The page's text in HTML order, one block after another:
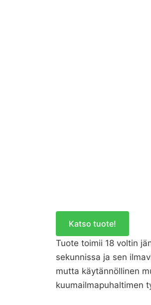
Katso tuote!
Tuote toimii 18 voltin
sekunnissa ja sen
mutta käytännöllinen
kuumailmapuhaltimen